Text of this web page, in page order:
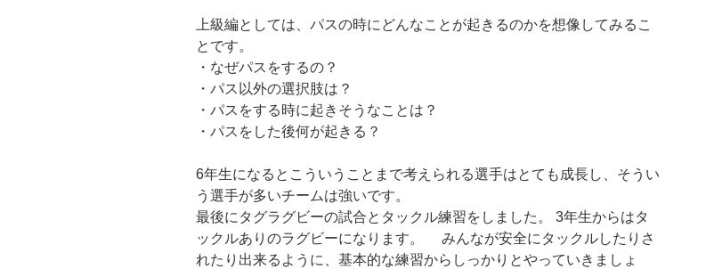
上級編としては、パスの時にどんなことが起きるのかを想像してみるこ
とです。
・なぜパスをするの？
・パス以外の選択肢は？
・パスをする時に起きそうなことは？
・パスをした後何が起きる？
6年生になるとこういうことまで考えられる選手はとても成長し、そうい
う選手が多いチームは強いです。
最後にタグラグビーの試合とタックル練習をしました。 3年生からはタ
ックルありのラグビーになります。 みんなが安全にタックルしたりさ
れたり出来るように、基本的な練習からしっかりとやっていきましょ